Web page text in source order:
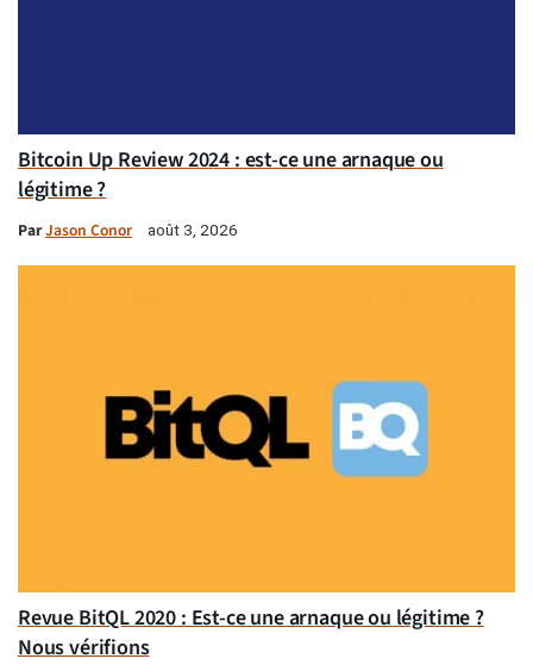
Bitcoin Up Review 2024 : est-ce une arnaque ou
légitime ?
ParJason Conor août 3, 2026
Revue BitQL 2020 : Est-ce une arnaque ou légitime ?
Nous vérifions